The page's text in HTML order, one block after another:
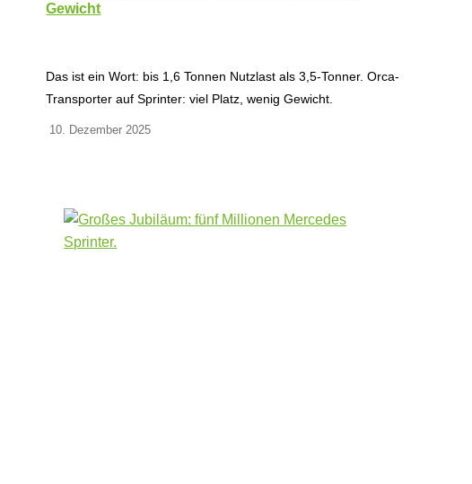
Gewicht
Das ist ein Wort: bis 1,6 Tonnen Nutzlast als 3,5-Tonner. Orca-
Transporter auf Sprinter: viel Platz, wenig Gewicht.
10. Dezember 2025